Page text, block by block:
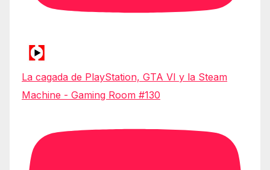
La cagada de PlayStation, GTA VI y la Steam
Machine - Gaming Room #130